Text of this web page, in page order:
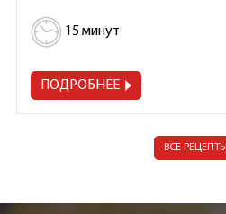
15 минут
ПОДРОБНЕЕ
ВСЕ РЕЦЕПТЫ